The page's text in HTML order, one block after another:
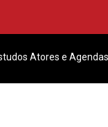
Atores e